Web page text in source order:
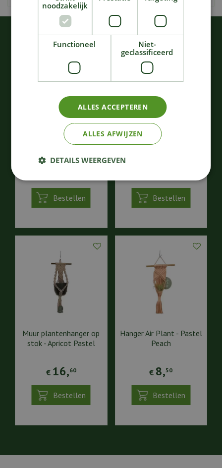
KIJK OOK EENS NAAR:
Plantenrekje Large -
Naturel
Bestellen
Plantenrekje Small -
Bestellen
Muur plantenhanger op
stok - Apricot Pastel
€ 16,60
Bestellen
Hanger Air Plant - Pastel
Peach
€ 8,50
Bestellen
noodzakelijk
Functioneel
Niet-
geclassificeerd
ALLES ACCEPTEREN
ALLES AFWIJZEN
DETAILS WEERGEVEN